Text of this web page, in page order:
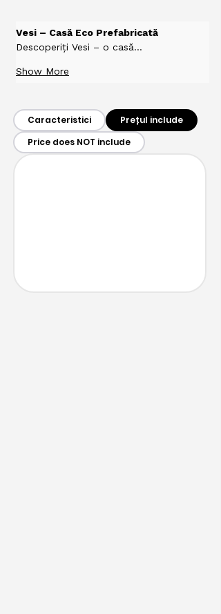
Vesi – Casă Eco Prefabricată
Descoperiți Vesi – o casă…
Show More
Caracteristici
Prețul include
Price does NOT include